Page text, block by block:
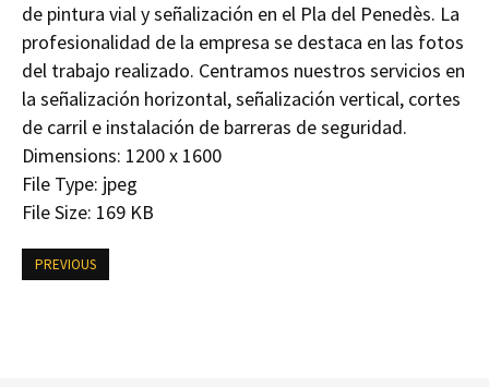
de pintura vial y señalización en el Pla del Penedès. La
profesionalidad de la empresa se destaca en las fotos
del trabajo realizado. Centramos nuestros servicios en
la señalización horizontal, señalización vertical, cortes
de carril e instalación de barreras de seguridad.
Dimensions: 1200 x 1600
File Type: jpeg
File Size: 169 KB
PREVIOUS